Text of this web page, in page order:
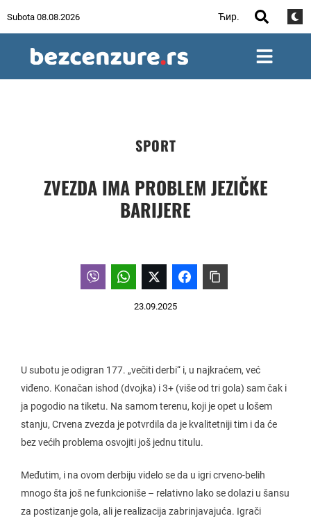
Subota 08.08.2026 Ћир.
SPORT
ZVEZDA IMA PROBLEM JEZIČKE
BARIJERE
23.09.2025
U subotu je odigran 177. „večiti derbi“ i, u najkraćem, već
viđeno. Konačan ishod (dvojka) i 3+ (više od tri gola) sam čak i
ja pogodio na tiketu. Na samom terenu, koji je opet u lošem
stanju, Crvena zvezda je potvrdila da je kvalitetniji tim i da će
bez većih problema osvojiti još jednu titulu.
Međutim, i na ovom derbiju videlo se da u igri crveno-belih
mnogo šta još ne funkcioniše – relativno lako se dolazi u šansu
za postizanje gola, ali je realizacija zabrinjavajuća. Igrači